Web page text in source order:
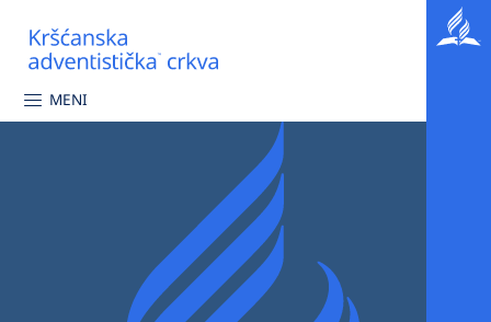
MENI